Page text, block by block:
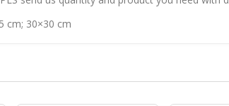
cm; 30×30 cm